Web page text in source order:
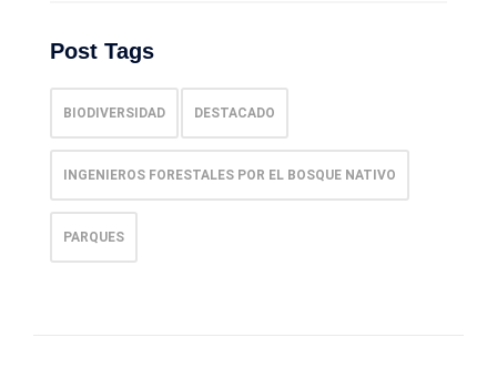
Post Tags
BIODIVERSIDAD DESTACADO
INGENIEROS FORESTALES POR EL BOSQUE NATIVO
PARQUES